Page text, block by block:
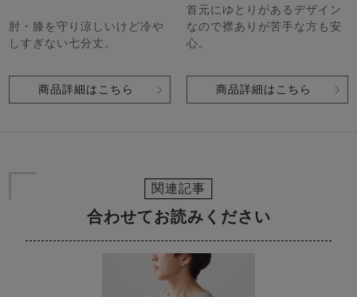
肘・膝を守り涼しいけど冷や
しすぎない七分丈。
商品詳細はこちら
首元にゆとりがあるデザイン
なので襟ありが苦手な方も安
心。
商品詳細はこちら
関連記事
合わせてお読みください